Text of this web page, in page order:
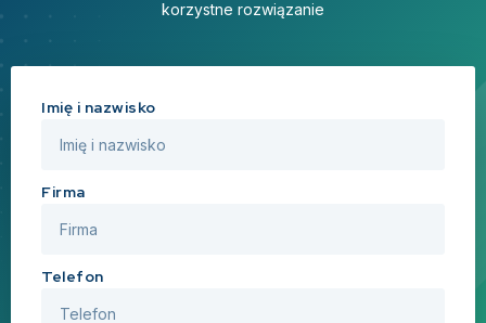
korzystne rozwiązanie
Imię i nazwisko
Firma
Telefon